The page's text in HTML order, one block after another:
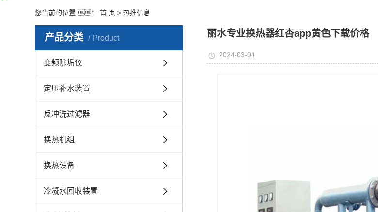
您当前的位置 ： 首 页 > 热推信息
产品分类 Product
变频除垢仪
定压补水装置
反冲洗过滤器
换热机组
换热设备
冷凝水回收装置
丽水专业换热器红杏app黄色下载价格
2024-03-04